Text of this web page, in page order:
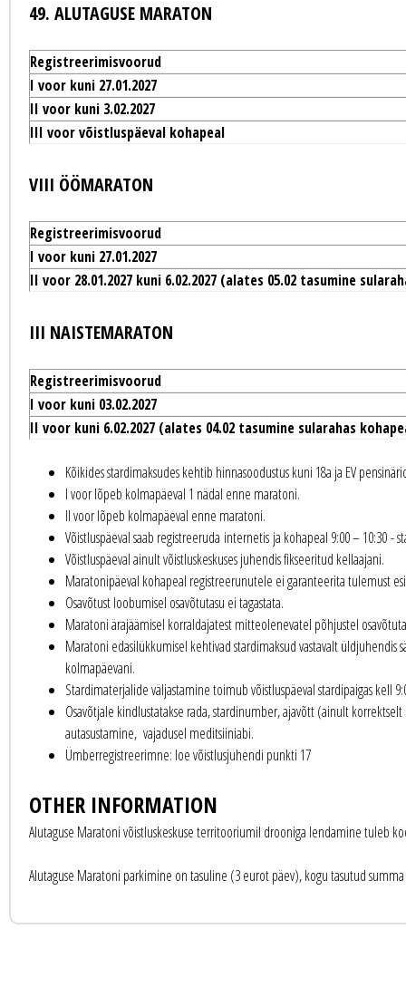
49. ALUTAGUSE MARATON
Registreerimisvoorud
I voor kuni 27.01.2027
II voor kuni 3.02.2027
III voor võistluspäeval kohapeal
VIII ÖÖMARATON
Registreerimisvoorud
I voor kuni 27.01.2027
II voor 28.01.2027 kuni 6.02.2027 (alates 05.02 tasumine
III NAISTEMARATON
Registreerimisvoorud
I voor kuni 03.02.2027
II voor kuni 6.02.2027 (alates 04.02 tasumine sularahas
Kõikides stardimaksudes kehtib hinnasoodustus kuni 18a ja EV
I voor lõpeb kolmapäeval 1 nädal enne maratoni.
II voor lõpeb kolmapäeval enne maratoni.
Võistluspäeval saab registreeruda internetis ja kohapeal 9:00 – 10:30 -
Võistluspäeval ainult võistluskeskuses juhendis fikseeritud kellaajani.
Maratonipäeval kohapeal registreerunutele ei garanteerita tulemust
Osavõtust loobumisel osavõtutasu ei tagastata.
Maratoni ärajäämisel korraldajatest mitteolenevatel põhjustel
Maratoni edasilükkumisel kehtivad stardimaksud vastavalt
kolmapäevani.
Stardimaterjalide väljastamine toimub võistluspäeval stardipaigas kell
Osavõtjale kindlustatakse rada, stardinumber, ajavõtt (ainult
autasustamine, vajadusel meditsiiniabi.
Ümberregistreerimne: loe võistlusjuhendi punkti 17
OTHER INFORMATION
Alutaguse Maratoni võistluskeskuse territooriumil drooniga lendamine tuleb
Alutaguse Maratoni parkimine on tasuline (3 eurot päev), kogu tasutud